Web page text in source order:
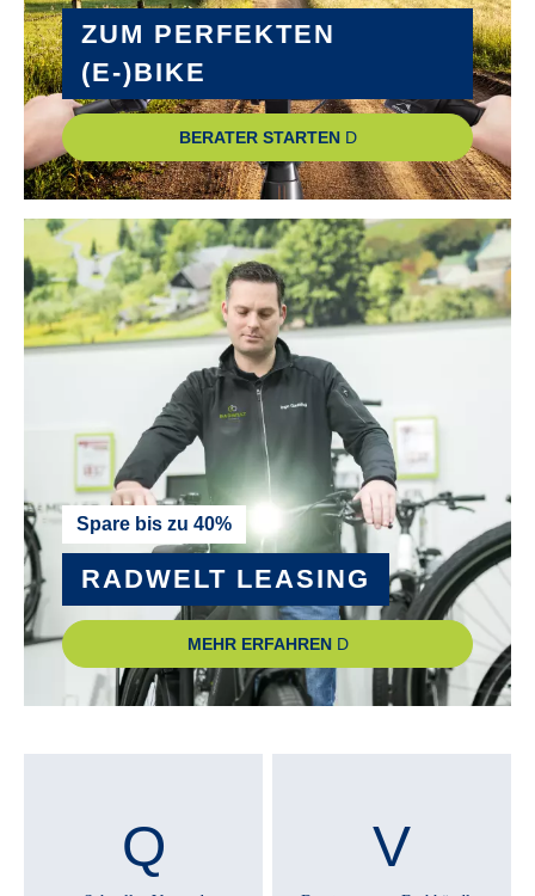
ZUM PERFEKTEN
(E-)BIKE
BERATER STARTEN
Spare bis zu 40%
RADWELT LEASING
MEHR ERFAHREN